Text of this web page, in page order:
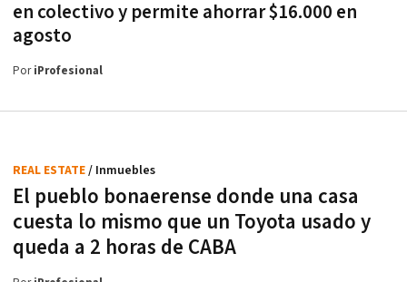
en colectivo y permite ahorrar $16.000 en
agosto
PoriProfesional
El pueblo bonaerense donde una casa
cuesta lo mismo que un Toyota usado y
queda a 2 horas de CABA
REAL ESTATE/ Inmuebles